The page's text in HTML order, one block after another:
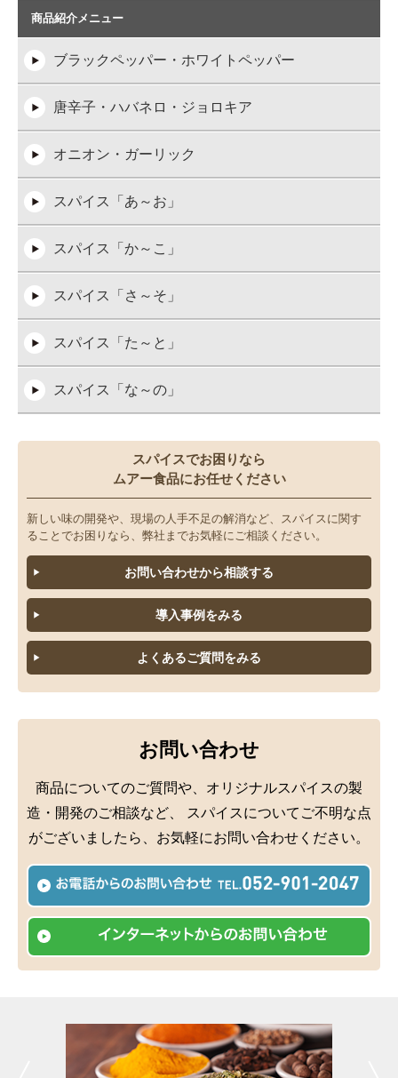
商品紹介メニュー
ブラックペッパー・ホワイトペッパー
唐辛子・ハバネロ・ジョロキア
オニオン・ガーリック
スパイス「あ～お」
スパイス「か～こ」
スパイス「さ～そ」
スパイス「た～と」
スパイス「な～の」
スパイス「ま～も」
スパイス「や～よ」
スパイス「ら～ろ」
スパイス「わ～ん」
液体・ペースト
ミックススパイス
スパイスでお困りなら
ムアー食品にお任せください
新しい味の開発や、現場の人手不足の解消など、スパイスに関す
ることでお困りなら、弊社までお気軽にご相談ください。
お問い合わせから相談する
導入事例をみる
よくあるご質問をみる
お問い合わせ
商品についてのご質問や、オリジナルスパイスの製
造・開発のご相談など、
スパイスについてご不明な点
がございましたら、お気軽にお問い合わせください。